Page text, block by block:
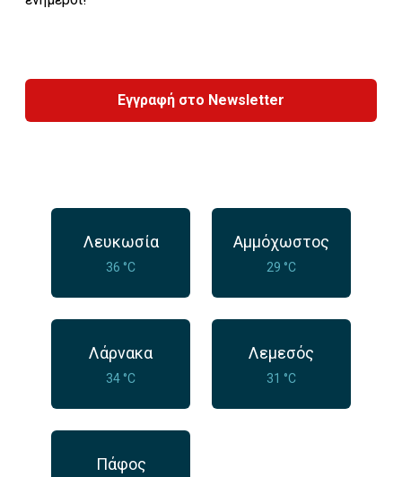
Εγγραφή στο Newsletter
Λευκωσία
36 °C
Αμμόχωστος
29 °C
Λάρνακα
34 °C
Λεμεσός
31 °C
Πάφος